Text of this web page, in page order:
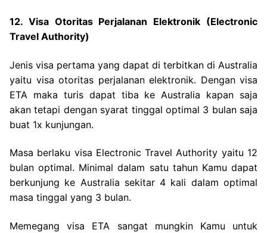
12. Visa Otoritas Perjalanan Elektronik (Electronic
Travel Authority)
Jenis visa pertama yang dapat di terbitkan di Australia
yaitu visa otoritas perjalanan elektronik. Dengan visa
ETA maka turis dapat tiba ke Australia kapan saja
akan tetapi dengan syarat tinggal optimal 3 bulan saja
buat 1x kunjungan.
Masa berlaku visa Electronic Travel Authority yaitu 12
bulan optimal. Minimal dalam satu tahun Kamu dapat
berkunjung ke Australia sekitar 4 kali dalam optimal
masa tinggal yang 3 bulan.
Memegang visa ETA sangat mungkin Kamu untuk